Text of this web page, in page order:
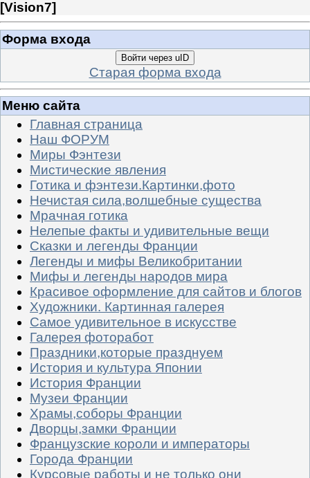
[Vision7]
Форма входа
Войти через uID
Старая форма входа
Меню сайта
Главная страница
Наш ФОРУМ
Миры Фэнтези
Мистические явления
Готика и фэнтези.Картинки,фото
Нечистая сила,волшебные существа
Мрачная готика
Нелепые факты и удивительные вещи
Сказки и легенды Франции
Легенды и мифы Великобритании
Мифы и легенды народов мира
Красивое оформление для сайтов и блогов
Художники. Картинная галерея
Самое удивительное в искусстве
Галерея фоторабот
Праздники,которые празднуем
История и культура Японии
История Франции
Музеи Франции
Храмы,соборы Франции
Дворцы,замки Франции
Французские короли и императоры
Города Франции
Курсовые работы и не только они